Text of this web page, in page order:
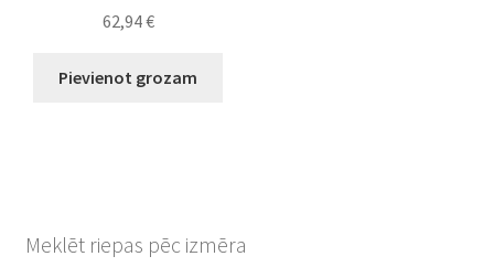
62,94€
Pievienot grozam
Meklēt riepas pēc izmēra